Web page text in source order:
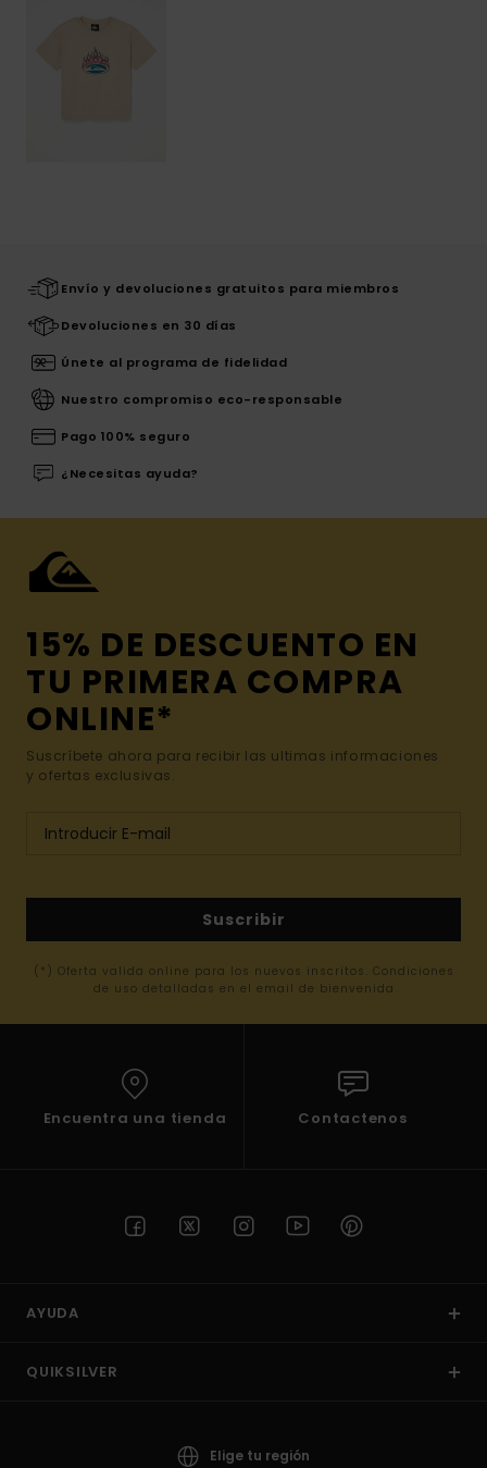
Envío y devoluciones gratuitos para miembros
Devoluciones en 30 días
Únete al programa de fidelidad
Nuestro compromiso eco-responsable
Pago 100% seguro
¿Necesitas ayuda?
15% DE DESCUENTO EN
TU PRIMERA COMPRA
ONLINE*
Suscríbete ahora para recibir las ultimas informaciones
y ofertas exclusivas.
Suscribir
(*) Oferta valida online para los nuevos inscritos. Condiciones
de uso detalladas en el email de bienvenida
Encuentra una tienda Contactenos
AYUDA
QUIKSILVER
Elige tu región